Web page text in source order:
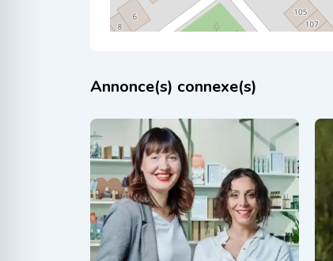
Annonce(s) connexe(s)
Inspire Concept
il y a 1 an
Aromathérapie
Thérapies
naturelles
120€